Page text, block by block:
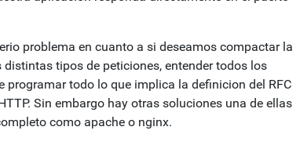
problema en cuanto a si deseamos compactar la
distintas tipos de peticiones, entender todos los
programar todo lo que implica la definicion del RFC
Sin embargo hay otras soluciones una de ellas
como apache o nginx.